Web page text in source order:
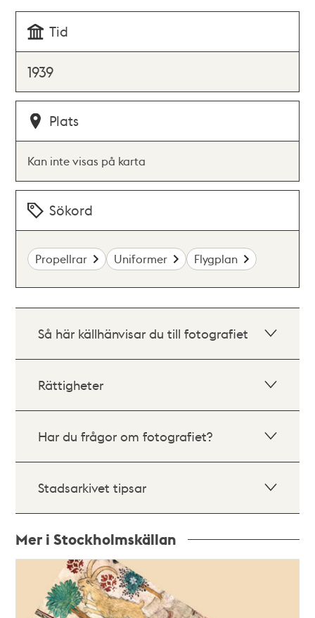
Tid
1939
Plats
Kan inte visas på karta
Sökord
Propellrar Uniformer Flygplan
Så här källhänvisar du till fotografiet
Rättigheter
Har du frågor om fotografiet?
Stadsarkivet tipsar
Mer i Stockholmskällan
Relaterade